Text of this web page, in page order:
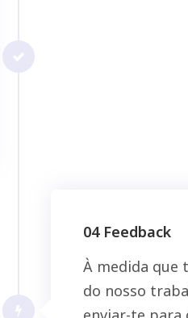
04 Feedback
À medida que
do nosso